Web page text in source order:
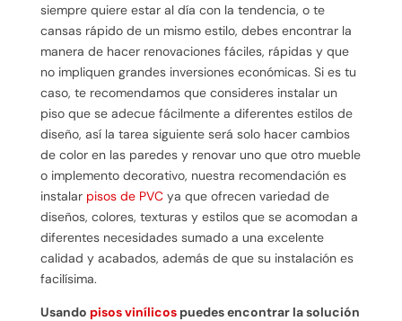
siempre quiere estar al día con la tendencia, o te
cansas rápido de un mismo estilo, debes encontrar la
manera de hacer renovaciones fáciles, rápidas y que
no impliquen grandes inversiones económicas. Si es tu
caso, te recomendamos que consideres instalar un
piso que se adecue fácilmente a diferentes estilos de
diseño, así la tarea siguiente será solo hacer cambios
de color en las paredes y renovar uno que otro mueble
o implemento decorativo, nuestra recomendación es
instalar pisos de PVCya que ofrecen variedad de
diseños, colores, texturas y estilos que se acomodan a
diferentes necesidades sumado a una excelente
calidad y acabados, además de que su instalación es
facilísima.
Usando pisos vinílicospuedes encontrar la solución